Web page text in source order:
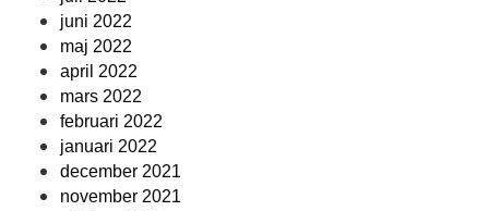
juni 2022
maj 2022
april 2022
mars 2022
februari 2022
januari 2022
december 2021
november 2021